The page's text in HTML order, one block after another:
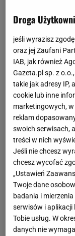
Albanią 1:0.
Santosa
mistrzostwa
rozegrane
Droga
jeśli wyrazisz
oraz jej Zaufani
IAB, jak również
Gazeta.pl sp. z
takie jak adresy IP,
cookie lub inne
marketingowych,
reklam
swoich serwisach,
treści w nich
Jeśli nie chcesz
chcesz wycofać
„Ustawień
Twoje dane
badania i
serwisów i aplikacji
Tobie usług. W
danych nie